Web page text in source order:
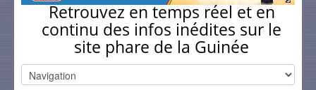
Retrouvez en temps réel et en
continu des infos inédites sur le
site phare de la Guinée